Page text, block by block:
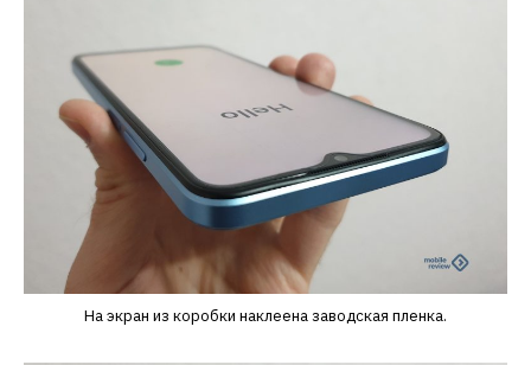
На экран из коробки наклеена заводская пленка.